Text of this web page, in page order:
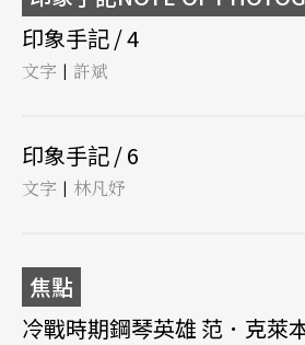
印象手記 / 4
文字 | 許斌
印象手記 / 6
文字 | 林凡妤
焦點
冷戰時期鋼琴英雄 范．克萊